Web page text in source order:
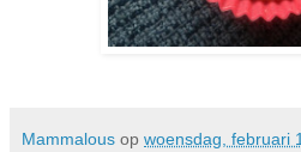
Mammalous op woensdag, februari